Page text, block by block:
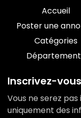
Accueil
Poster une
Catégories
Inscrivez-
Vous ne serez
uniquement des